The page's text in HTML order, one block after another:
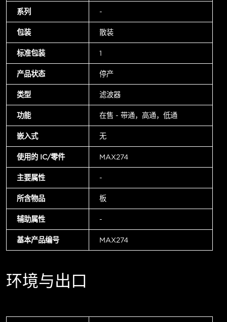
系列 -
包装 散装
标准包装 1
产品状态 停产
类型 滤波器
功能 在售 - 带通，高通，低通
嵌入式 无
使用的 IC/零件 MAX274
主要属性 -
所含物品 板
辅助属性 -
基本产品编号 MAX274
环境与出口